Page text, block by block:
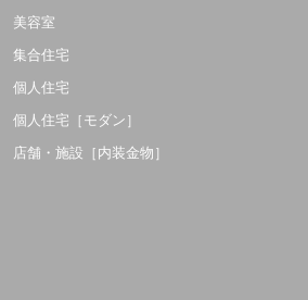
美容室
集合住宅
個人住宅
個人住宅［モダン］
店舗・施設［内装金物］